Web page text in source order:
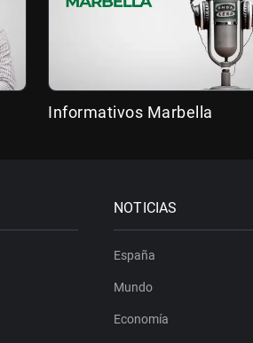
Informativos Marbella
NOTICIAS
España
Mundo
Economía